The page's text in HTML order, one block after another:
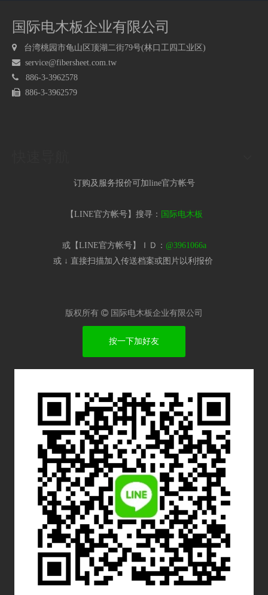
国际电木板企业有限公司
 台湾桃园市龟山区顶湖二街79号(林口工四工业区)
 service@fibersheet.com.tw
 886-3-3962578
 886-3-3962579
订购及服务报价可加line官方帐号
【LINE官方帐号】搜寻： 国际电木板
或【LINE官方帐号】ＩＤ： @3961066a
或 ↓ 直接扫描加入传送档案或图片以利报价​
版权所有  国际电木板企业有限公司
按一下加好友